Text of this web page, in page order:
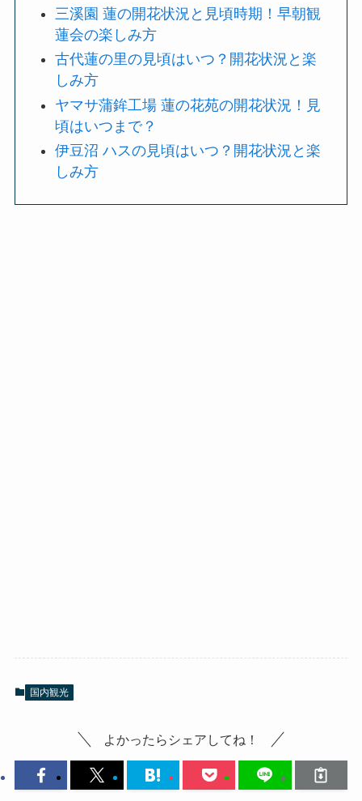
三溪園 蓮の開花状況と見頃時期！早朝観
蓮会の楽しみ方
古代蓮の里の見頃はいつ？開花状況と楽
しみ方
ヤマサ蒲鉾工場 蓮の花苑の開花状況！見
頃はいつまで？
伊豆沼 ハスの見頃はいつ？開花状況と楽
しみ方
国内観光
よかったらシェアしてね！